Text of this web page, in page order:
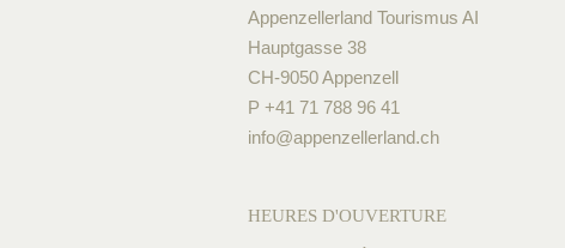
Appenzellerland Tourismus AI
Hauptgasse 38
CH-9050 Appenzell
P +41 71 788 96 41
info@appenzellerland.ch
HEURES D'OUVERTURE